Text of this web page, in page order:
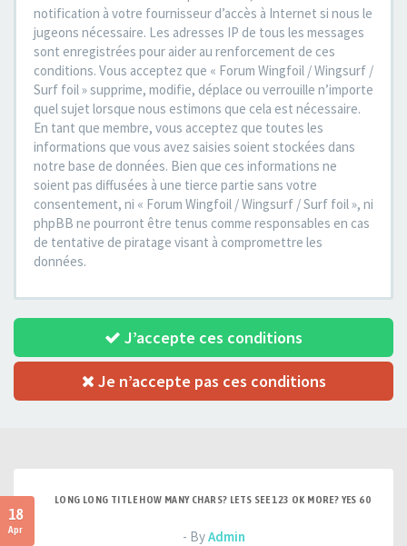
notification à votre fournisseur d’accès à Internet si nous le
jugeons nécessaire. Les adresses IP de tous les messages
sont enregistrées pour aider au renforcement de ces
conditions. Vous acceptez que « Forum Wingfoil / Wingsurf /
Surf foil » supprime, modifie, déplace ou verrouille n’importe
quel sujet lorsque nous estimons que cela est nécessaire.
En tant que membre, vous acceptez que toutes les
informations que vous avez saisies soient stockées dans
notre base de données. Bien que ces informations ne
soient pas diffusées à une tierce partie sans votre
consentement, ni « Forum Wingfoil / Wingsurf / Surf foil », ni
phpBB ne pourront être tenus comme responsables en cas
de tentative de piratage visant à compromettre les
données.
J’accepte ces conditions
Je n’accepte pas ces conditions
18
Apr
LONG LONG TITLE HOW MANY CHARS? LETS SEE 123 OK MORE? YES 60
- ByAdmin